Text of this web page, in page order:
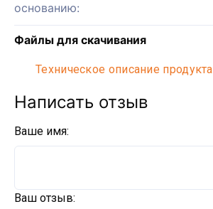
основанию:
Файлы для скачивания
Техническое описание продукта
Написать отзыв
Ваше имя:
Ваш отзыв: